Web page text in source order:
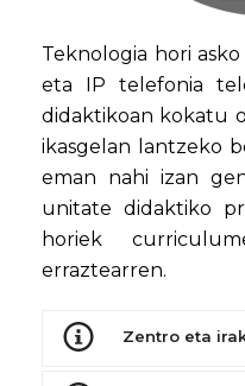
Teknologia hori
eta IP telefonia
didaktikoan kokatu
ikasgelan lantzeko
eman nahi izan
unitate didaktiko
horiek
erraztearren.
Zentro eta